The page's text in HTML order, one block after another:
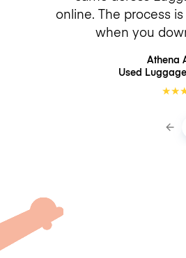
online. The process
when you
Athena
Used
★★